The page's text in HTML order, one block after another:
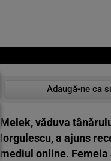
Adaugă-ne ca
Melek, văduva
Iorgulescu, a ajuns
mediul online.